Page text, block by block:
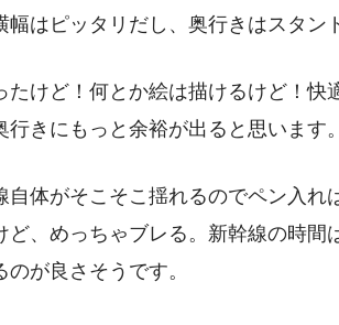
幅はピッタリだし、奥行きはスタン
たけど！何とか絵は描けるけど！快
行きにもっと余裕が出ると思います。
自体がそこそこ揺れるのでペン入れ
ど、めっちゃブレる。新幹線の時
のが良さそうです。